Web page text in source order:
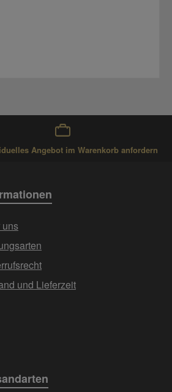
Angebot im Warenkorb anfordern
uns
und Lieferzeit